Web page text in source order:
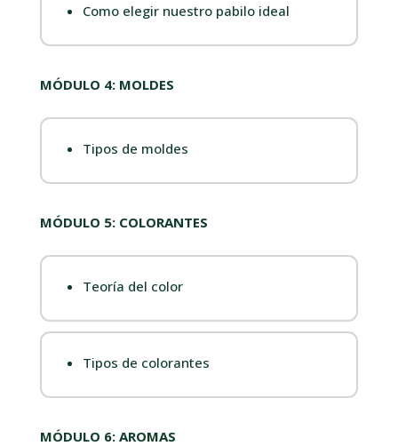
Como elegir nuestro pabilo ideal
MÓDULO 4: MOLDES
Tipos de moldes
MÓDULO 5: COLORANTES
Teoría del color
Tipos de colorantes
MÓDULO 6: AROMAS